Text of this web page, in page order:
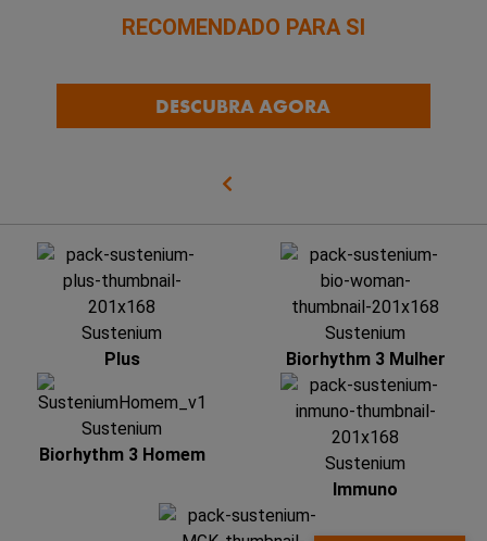
RECOMENDADO PARA SI
DESCUBRA AGORA
Sustenium
Plus
Sustenium
Biorhythm 3 Mulher
Sustenium
Biorhythm 3 Homem
Sustenium
Immuno